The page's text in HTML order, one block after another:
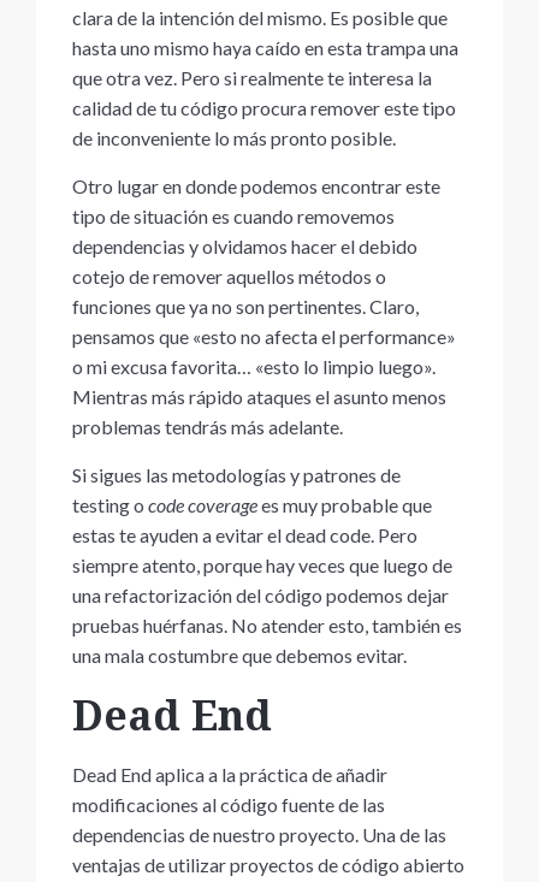
clara de la intención del mismo. Es posible que
hasta uno mismo haya caído en esta trampa una
que otra vez. Pero si realmente te interesa la
calidad de tu código procura remover este tipo
de inconveniente lo más pronto posible.
Otro lugar en donde podemos encontrar este
tipo de situación es cuando removemos
dependencias y olvidamos hacer el debido
cotejo de remover aquellos métodos o
funciones que ya no son pertinentes. Claro,
pensamos que «esto no afecta el performance»
o mi excusa favorita… «esto lo limpio luego».
Mientras más rápido ataques el asunto menos
problemas tendrás más adelante.
Si sigues las metodologías y patrones de
testing o code coveragees muy probable que
estas te ayuden a evitar el dead code. Pero
siempre atento, porque hay veces que luego de
una refactorización del código podemos dejar
pruebas huérfanas. No atender esto, también es
una mala costumbre que debemos evitar.
Dead End
Dead End aplica a la práctica de añadir
modificaciones al código fuente de las
dependencias de nuestro proyecto. Una de las
ventajas de utilizar proyectos de código abierto